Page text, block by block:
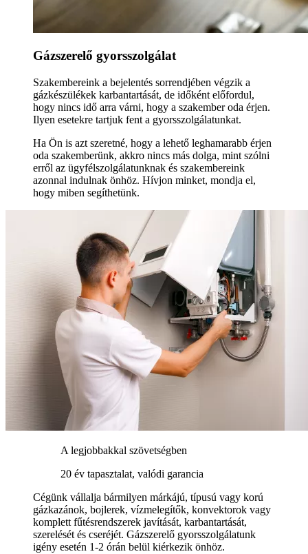
Gázszerelő gyorsszolgálat
Szakembereink a bejelentés sorrendjében végzik a
gázkészülékek karbantartását, de időként előfordul,
hogy nincs idő arra várni, hogy a szakember oda érjen.
Ilyen esetekre tartjuk fent a gyorsszolgálatunkat.
Ha Ön is azt szeretné, hogy a lehető leghamarabb érjen
oda szakemberünk, akkro nincs más dolga, mint szólni
erről az ügyfélszolgálatunknak és szakembereink
azonnal indulnak önhöz. Hívjon minket, mondja el,
hogy miben segíthetünk.
A legjobbakkal szövetségben
20 év tapasztalat, valódi garancia
Cégünk vállalja bármilyen márkájú, típusú vagy korú
gázkazánok, bojlerek, vízmelegítők, konvektorok vagy
komplett fűtésrendszerek javítását, karbantartását,
szerelését és cseréjét. Gázszerelő gyorsszolgálatunk
igény esetén 1-2 órán belül kiérkezik önhöz.